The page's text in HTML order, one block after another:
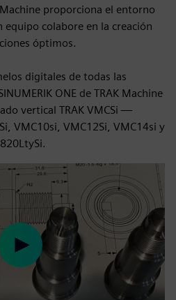
proporciona el entorno
equipo colabore en la creación
óptimos.
digitales de todas las
ONE de TRAK Machine
vertical TRAK VMCSi —
VMC10si, VMC12Si, VMC14si y
Play